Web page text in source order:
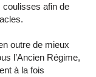
coulisses afin de
outre de mieux
l’Ancien Régime,
à la fois